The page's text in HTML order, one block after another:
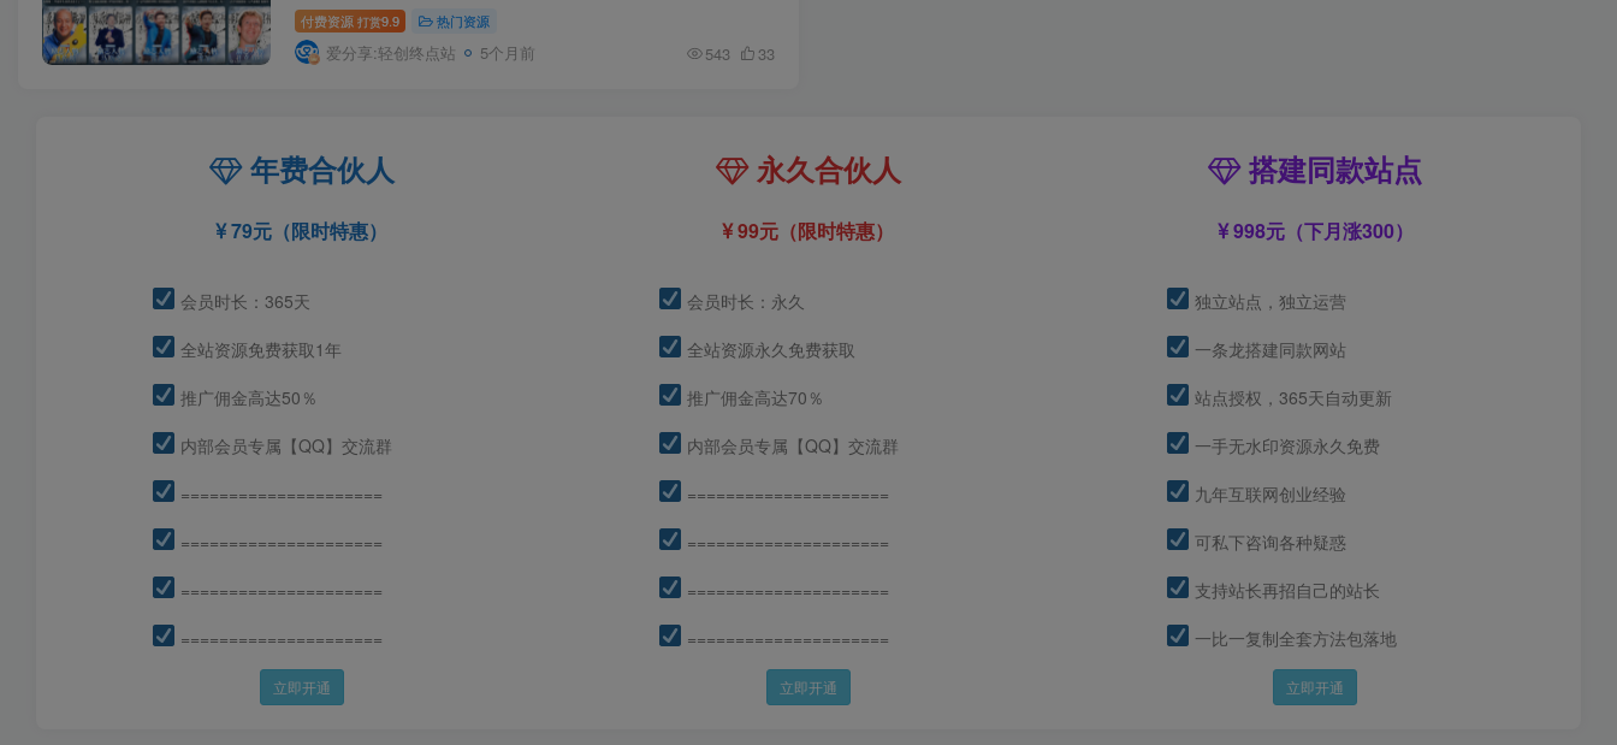
付费资源 打赏9.9 热门资源
爱分享:轻创终点站 5个月前 543 33
年费合伙人
79元（限时特惠）
会员时长：365天
全站资源免费获取1年
推广佣金高达50％
内部会员专属【QQ】交流群
=====================
=====================
=====================
=====================
立即开通
永久合伙人
99元（限时特惠）
会员时长：永久
全站资源永久免费获取
推广佣金高达70％
内部会员专属【QQ】交流群
=====================
=====================
=====================
=====================
立即开通
搭建同款站点
998元（下月涨300）
独立站点，独立运营
一条龙搭建同款网站
站点授权，365天自动更新
一手无水印资源永久免费
九年互联网创业经验
可私下咨询各种疑惑
支持站长再招自己的站长
一比一复制全套方法包落地
立即开通